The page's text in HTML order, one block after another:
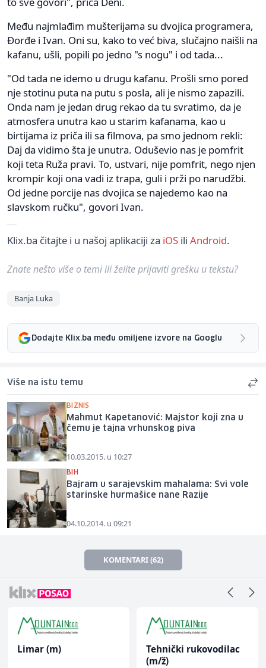
Među najmlađim mušterijama su dvojica programera,
Đorđe i Ivan. Oni su, kako to već biva, slučajno naišli na
kafanu, ušli, popili po jedno "s nogu" i od tada...
"Od tada ne idemo u drugu kafanu. Prošli smo pored
nje stotinu puta na putu s posla, ali je nismo zapazili.
Onda nam je jedan drug rekao da tu svratimo, da je
atmosfera unutra kao u starim kafanama, kao u
birtijama iz priča ili sa filmova, pa smo jednom rekli:
Daj da vidimo šta je unutra. Oduševio nas je pomfrit
koji teta Ruža pravi. To, ustvari, nije pomfrit, nego njen
krompir koji ona vadi iz trapa, guli i prži po narudžbi.
Od jedne porcije nas dvojica se najedemo kao na
slavskom ručku", govori Ivan.
Klix.ba čitajte i u našoj aplikaciji za iOS ili Android.
Znate nešto više o temi ili želite prijaviti grešku u tekstu?
Banja Luka
Dodajte Klix.ba među omiljene izvore na Googlu
Više na istu temu
BIZNIS
Mahmut Kapetanović: Majstor koji zna u
čemu je tajna vrhunskog piva
10.03.2015. u 10:27
BIH
Bajram u sarajevskim mahalama: Svi vole
starinske hurmašice nane Razije
04.10.2014. u 09:21
KOMENTARI (62)
Limar (m)
Tehnički rukovodilac
(m/ž)